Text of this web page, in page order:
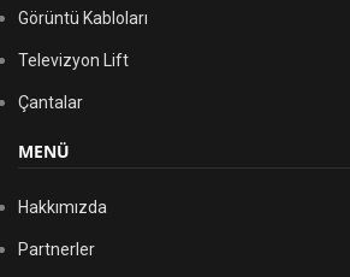
Görüntü Kabloları
Televizyon Lift
Çantalar
MENÜ
Hakkımızda
Partnerler